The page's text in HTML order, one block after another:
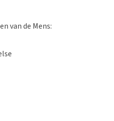
van de Mens: